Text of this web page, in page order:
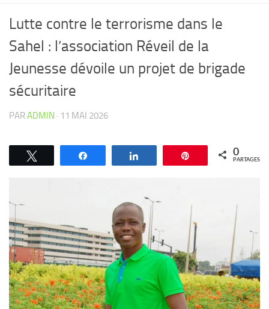
Lutte contre le terrorisme dans le
Sahel : l’association Réveil de la
Jeunesse dévoile un projet de brigade
sécuritaire
PARADMIN · 11 MAI 2026
Épingle 0
PARTAGES